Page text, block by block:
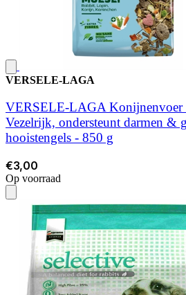
VERSELE-LAGA
VERSELE-LAGA Konijnenvoer
Vezelrijk, ondersteunt darmen &
hooistengels - 850 g
€3,00
Op voorraad